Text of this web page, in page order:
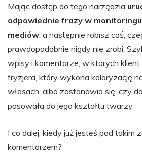
Mając dostęp do tego narzędzia
odpowiednie frazy w
mediów , a następnie robisz coś,
prawdopodobnie nigdy nie zrobi.
wpisy i komentarze, w których klient
fryzjera, który wykona koloryzację
włosach, albo zastanawia się, czy
pasowała do jego kształtu twarzy.
I co dalej, kiedy już jesteś pod takim
komentarzem?